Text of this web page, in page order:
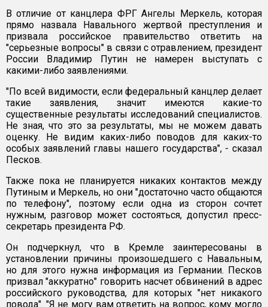
В отличие от канцлера ФРГ Ангелы Меркель, которая
прямо назвала Навального жертвой преступления и
призвала российское правительство ответить на
"серьезные вопросы" в связи с отравлением, президент
России Владимир Путин не намерен выступать с
какими-либо заявлениями.
"По всей видимости, если федеральный канцлер делает
такие заявления, значит имеются какие-то
существенные результаты исследований специалистов.
Не зная, что это за результаты, мы не можем давать
оценку. Не видим каких-либо поводов для каких-то
особых заявлений главы нашего государства", - сказал
Песков.
Также пока не планируется никаких контактов между
Путиным и Меркель, но они "достаточно часто общаются
по телефону", поэтому если одна из сторон сочтет
нужным, разговор может состояться, допустил пресс-
секретарь президента РФ.
Он подчеркнул, что в Кремле заинтересованы в
установлении причины произошедшего с Навальным,
но для этого нужна информация из Германии. Песков
призвал "аккуратно" говорить насчет обвинений в адрес
российского руководства, для которых "нет никакого
повода". "Я не могу вам ответить на вопрос, кому могло